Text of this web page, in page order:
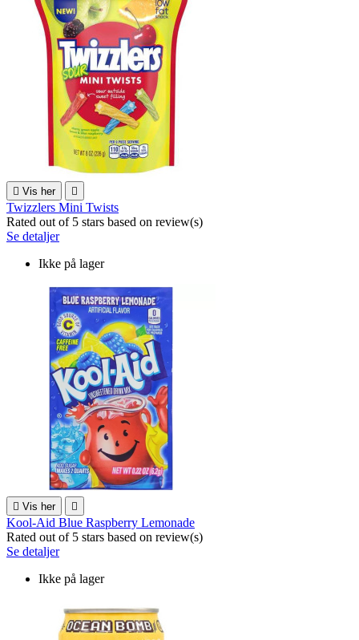
 Vis her 
Twizzlers Mini Twists
Rated out of 5 stars based on review(s)
Se detaljer
Ikke på lager
 Vis her 
Kool-Aid Blue Raspberry Lemonade
Rated out of 5 stars based on review(s)
Se detaljer
Ikke på lager